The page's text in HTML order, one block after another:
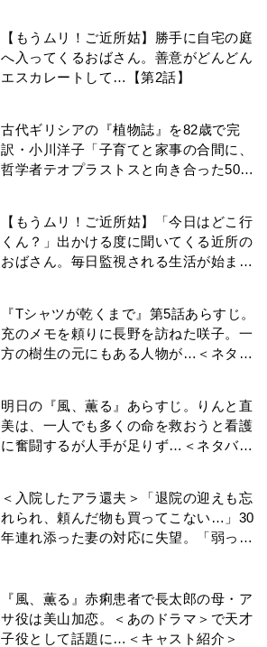
【もうムリ！ご近所姑】勝手に自宅の庭
へ入ってくるおばさん。善意がどんどん
エスカレートして…【第2話】
古代ギリシアの『植物誌』を82歳で完
訳・小川洋子「子育てと家事の合間に、
哲学者テオプラストスと向き合った50
【もうムリ！ご近所姑】「今日はどこ行
くん？」出かける度に聞いてくる近所の
おばさん。毎日監視される生活が始ま
『Tシャツが乾くまで』第5話あらすじ。
充のメモを頼りに長野を訪ねた咲子。一
方の樹生の元にもある人物が…＜ネタバ
明日の『風、薫る』あらすじ。りんと直
美は、一人でも多くの命を救おうと看護
に奮闘するが人手が足りず…＜ネタバレ
＜入院したアラ還夫＞「退院の迎えも忘
れられ、頼んだ物も買ってこない…」30
年連れ添った妻の対応に失望。「弱った
『風、薫る』赤痢患者で長太郎の母・ア
サ役は美山加恋。＜あのドラマ＞で天才
子役として話題に…＜キャスト紹介＞